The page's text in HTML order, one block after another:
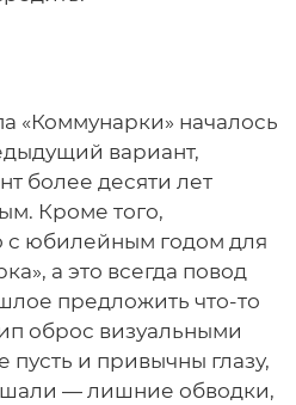
«Коммунарки» началось
вариант,
более десяти лет
Кроме того,
с юбилейным годом для
а это всегда повод
предложить что-то
оброс визуальными
и привычны глазу,
— лишние обводки,